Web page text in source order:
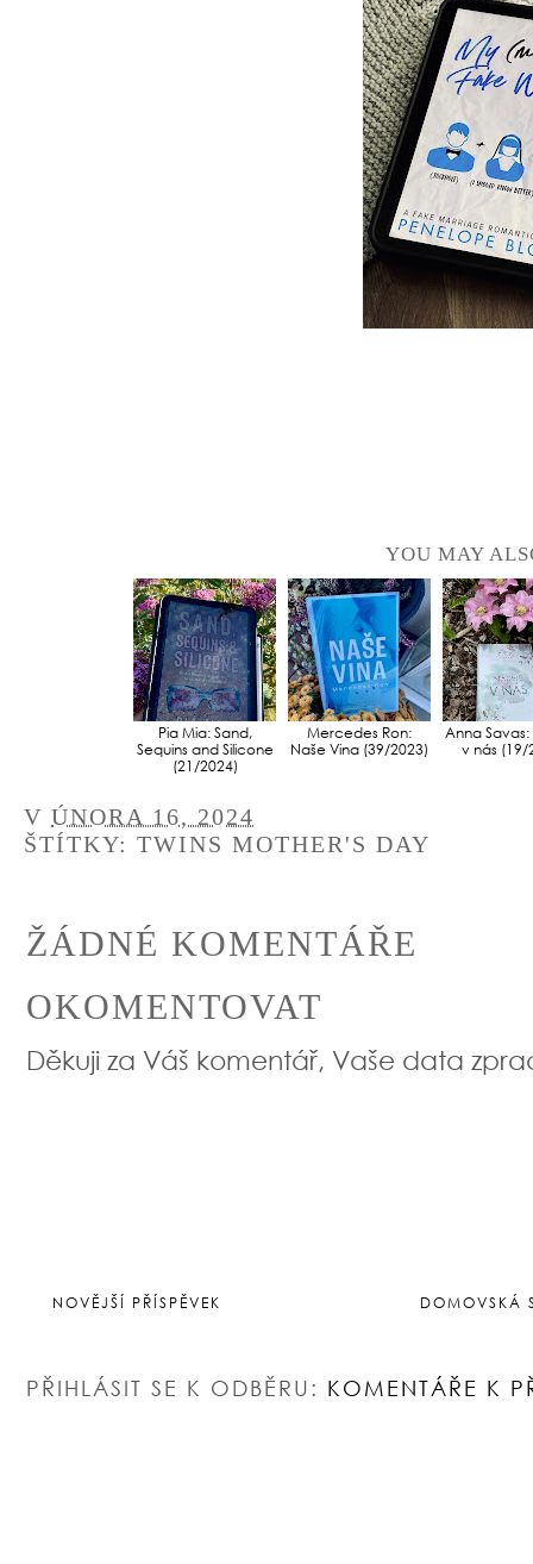
YOU MAY
Pia Mia: Sand,
Sequins and Silicone
(21/2024)
Mercedes Ron:
Naše Vina (39/2023)
Anna
v nás (19/
V ÚNORA 16, 2024
ŠTÍTKY: TWINS MOTHER'S DAY
ŽÁDNÉ KOMENTÁŘE
OKOMENTOVAT
Děkuji za Váš komentář, Vaše data
NOVĚJŠÍ PŘÍSPĚVEK DOMOVSKÁ
PŘIHLÁSIT SE K ODBĚRU: KOMENTÁŘE K